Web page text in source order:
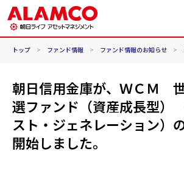
トップ > ファンド情報 > ファンド情報のお知らせ >
朝日信用金庫が、ＷＣＭ
選ファンド（資産成長型）
スト・ジェネレーション）
開始しました。